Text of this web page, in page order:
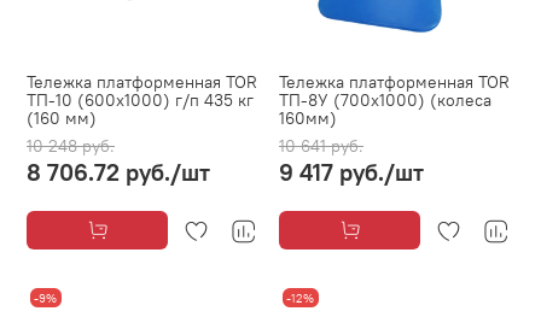
Тележка платформенная TOR
ТП-10 (600х1000) г/п 435 кг
(160 мм)
10 248 руб.
8 706.72 руб./шт
Тележка платформенная TOR
ТП-8У (700x1000) (колеса
160мм)
10 641 руб.
9 417 руб./шт
-9% -12%